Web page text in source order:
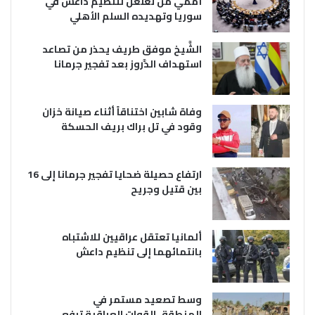
سوريا وتهديده السلم الأهلي
الشَّيخ موفق طريف يحذر من تصاعد
استهداف الدَّروز بعد تفجير جرمانا
وفاة شابين اختناقاً أثناء صيانة خزان
وقود في تل براك بريف الحسكة
ارتفاع حصيلة ضحايا تفجير جرمانا إلى 16
بين قتيل وجريح
ألمانيا تعتقل عراقيين للاشتباه
بانتمائهما إلى تنظيم داعش
وسط تصعيد مستمر في